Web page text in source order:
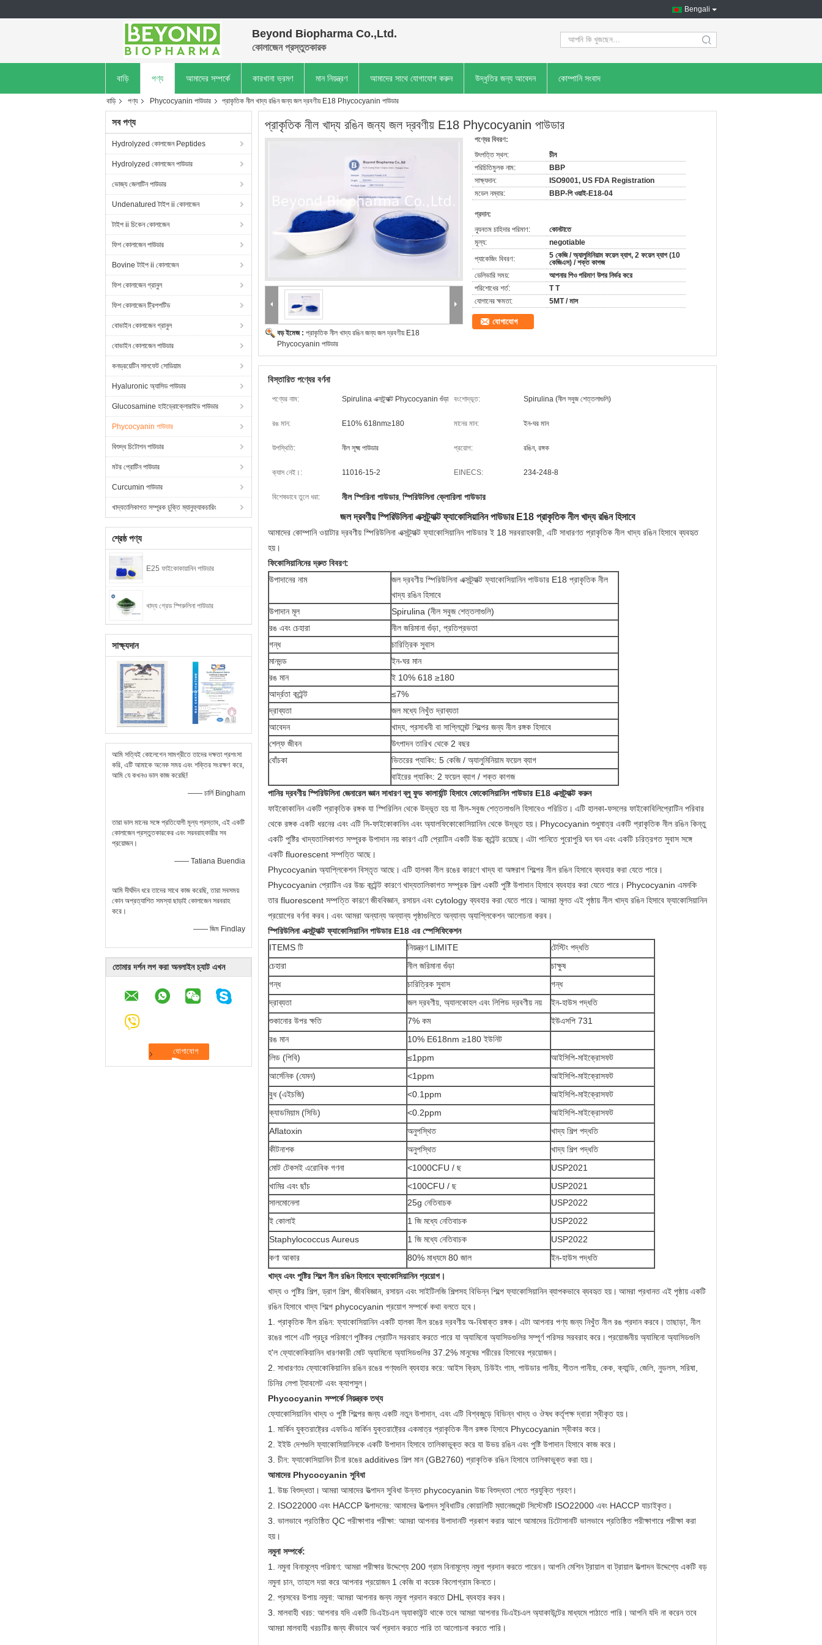
Bengali
Beyond Biopharma Co.,Ltd.
কোলাজেন প্রস্তুতকারক search
বাড়ি পণ্য আমাদের সম্পর্কে কারখানা ভ্রমণ মান নিয়ন্ত্রণ আমাদের সাথে যোগাযোগ করুন উদ্ধৃতির জন্য আবেদন কোম্পানি সংবাদ
বাড়ি পণ্য Phycocyanin পাউডার প্রাকৃতিক নীল খাদ্য রঙিন জন্য জল দ্রবণীয় E18 Phycocyanin পাউডার
সব পণ্য
Hydrolyzed কোলাজেন Peptides
Hydrolyzed কোলাজেন পাউডার
ভোজ্য জেলাটিন পাউডার
Undenatured টাইপ ii কোলাজেন
টাইপ ii চিকেন কোলাজেন
ফিশ কোলাজেন পাউডার
Bovine টাইপ ii কোলাজেন
ফিশ কোলাজেন গ্রানুল
ফিশ কোলাজেন ট্রিপপটিড
বোভাইন কোলাজেন গ্রানুল
বোভাইন কোলাজেন পাউডার
কনড্রয়েটিন সালফেট সোডিয়াম
Hyaluronic অ্যাসিড পাউডার
Glucosamine হাইড্রোক্লোরাইড পাউডার
Phycocyanin পাউডার
বিশুদ্ধ চিটোশন পাউডার
মটর প্রোটিন পাউডার
Curcumin পাউডার
খাদ্যতালিকাগত সম্পূরক চুক্তি ম্যানুফ্যাকচারিং
শ্রেষ্ঠ পণ্য
E25 ফাইকোকায়ানিন পাউডার
খাদ্য গ্রেড স্পিরুলিনা পাউডার
সাক্ষ্যদান
আমি সত্যিই কোলেগেন সামগ্রীতে তাদের দক্ষতা প্রশংসা
করি, এটি আমাকে অনেক সময় এবং শক্তির সংরক্ষণ করে,
আমি যে কখনও ভাল কাজ করেছি!
—— চার্লি Bingham
তারা ভাল মানের সঙ্গে প্রতিযোগী মূল্য প্রস্তাব, এই একটি
কোলাজেন প্রস্তুতকারকের এবং সরবরাহকারীর সব
প্রয়োজন।
—— Tatiana Buendia
আমি দীর্ঘদিন ধরে তাদের সাথে কাজ করেছি, তারা সবসময়
কোন অপ্রত্যাশিত সমস্যা ছাড়াই কোলাজেন সরবরাহ
করে।
—— জিম Findlay
তোমার দর্শন লগ করা অনলাইন চ্যাট এখন
প্রাকৃতিক নীল খাদ্য রঙিন জন্য জল দ্রবণীয় E18 Phycocyanin পাউডার
বড় ইমেজ : প্রাকৃতিক নীল খাদ্য রঙিন জন্য জল দ্রবণীয় E18
Phycocyanin পাউডার
পণ্যের বিবরণ:
উৎপত্তি স্থল:
চীন
পরিচিতিমুলক নাম:
BBP
সাক্ষ্যদান:
ISO9001, US FDA Registration
মডেল নম্বার:
BBP-পি ওয়াই-E18-04
প্রদান:
ন্যূনতম চাহিদার পরিমাণ:
কোনটাতে
মূল্য:
negotiable
প্যাকেজিং বিবরণ:
5 কেজি / অ্যালুমিনিয়াম ফয়েল ব্যাগ, 2 ফয়েল ব্যাগ (10
কেজিএস) / শক্ত কাগজ
ডেলিভারি সময়:
আপনার পিও পরিমাণ উপর নির্ভর করে
পরিশোধের শর্ত:
T T
যোগানের ক্ষমতা:
5MT / মাস
যোগাযোগ
বিস্তারিত পণ্যের বর্ণনা
পণ্যের নাম: Spirulina এক্সট্র্যাক্ট Phycocyanin গুঁড়া বংশোদ্ভূত: Spirulina (নীল সবুজ শেত্তলাগুলি)
রঙ মান: E10% 618nm≥180 মানের মান: ইন-ঘর মান
উপস্থিতি: নীল সূক্ষ্ম পাউডার প্রয়োগ: রঙিন, রঙ্গক
ক্যাস নেই।: 11016-15-2 EINECS: 234-248-8
বিশেষভাবে তুলে ধরা: নীল স্পিরিনা পাউডার, স্পিরিউলিনা ক্লোরিলা পাউডার
জল দ্রবণীয় স্পিরিউলিনা এক্সট্র্যাক্ট ফ্যাকোসিয়ানিন পাউডার E18 প্রাকৃতিক নীল খাদ্য রঙিন হিসাবে
আমাদের কোম্পানি ওয়াটার দ্রবণীয় স্পিরিউলিনা এক্সট্র্যাক্ট ফ্যাকোসিয়ানিন পাউডার ই 18 সরবরাহকারী, এটি সাধারণত প্রাকৃতিক নীল খাদ্য রঙিন হিসাবে ব্যবহৃত
হয়।
ফিকোসিয়ানিনের দ্রুত বিবরণ:
উপাদানের নাম
জল দ্রবণীয় স্পিরিউলিনা এক্সট্র্যাক্ট ফ্যাকোসিয়ানিন পাউডার E18 প্রাকৃতিক নীল
খাদ্য রঙিন হিসাবে
উপাদান মূল
Spirulina (নীল সবুজ শেত্তলাগুলি)
রঙ এবং চেহারা
নীল জরিমানা গুঁড়া, প্রতিপ্রভতা
গন্ধ
চারিত্রিক সুবাস
মানদন্ড
ইন-ঘর মান
রঙ মান
ই 10% 618 ≥180
আর্দ্রতা কন্টেন্ট
≤7%
দ্রাব্যতা
জল মধ্যে নিখুঁত দ্রাব্যতা
আবেদন
খাদ্য, প্রসাধনী বা সাপ্লিমেন্ট শিল্পের জন্য নীল রঙ্গক হিসাবে
শেল্ফ জীবন
উৎপাদন তারিখ থেকে 2 বছর
বোঁচকা
ভিতরের প্যাকিং: 5 কেজি / অ্যালুমিনিয়াম ফয়েল ব্যাগ
বাইরের প্যাকিং: 2 ফয়েল ব্যাগ / শক্ত কাগজ
পানির দ্রবণীয় স্পিরিউলিনা জেনারেল জ্ঞান সাধারণ ব্লু ফুড কালার্যান্ট হিসাবে ফোকোসিয়ানিন পাউডার E18 এক্সট্র্যাক্ট করুন
ফাইকোকানিন একটি প্রাকৃতিক রঙ্গক যা স্পিরিলিন থেকে উদ্ভূত হয় যা নীল-সবুজ শেত্তলাগুলি হিসাবেও পরিচিত। এটি হালকা-ফসলের ফাইকোবিলিপ্রোটিন পরিবার
থেকে রঙ্গক একটি ধরনের এবং এটি সি-ফাইকোকানিন এবং অ্যালফিকোকোসিয়ানিন থেকে উদ্ভূত হয়। Phycocyanin শুধুমাত্র একটি প্রাকৃতিক নীল রঙিন কিন্তু
একটি পুষ্টির খাদ্যতালিকাগত সম্পূরক উপাদান নয় কারণ এটি প্রোটিন একটি উচ্চ কন্টেন্ট রয়েছে। এটা পানিতে পুরোপুরি ঘন ঘন এবং একটি চরিত্রগত সুবাস সঙ্গে
একটি fluorescent সম্পত্তি আছে।
Phycocyanin অ্যাপ্লিকেশন বিস্তৃত আছে। এটি হালকা নীল রঙের কারণে খাদ্য বা অঙ্গরাগ শিল্পের নীল রঙিন হিসাবে ব্যবহার করা যেতে পারে।
Phycocyanin প্রোটিন এর উচ্চ কন্টেন্ট কারণে খাদ্যতালিকাগত সম্পূরক শিল্প একটি পুষ্টি উপাদান হিসাবে ব্যবহার করা যেতে পারে। Phycocyanin এমনকি
তার fluorescent সম্পত্তি কারণে জীববিজ্ঞান, রসায়ন এবং cytology ব্যবহার করা যেতে পারে। আমরা মূলত এই পৃষ্ঠায় নীল খাদ্য রঙিন হিসাবে ফ্যাকোসিয়ানিন
প্রয়োগের বর্ণনা করব। এবং আমরা অন্যান্য অন্যান্য পৃষ্ঠাগুলিতে অন্যান্য অ্যাপ্লিকেশন আলোচনা করব।
স্পিরিউলিনা এক্সট্র্যাক্ট ফ্যাকোসিয়ানিন পাউডার E18 এর স্পেসিফিকেশন
ITEMS টি
নিয়ন্ত্রণ LIMITE
টেস্টিং পদ্ধতি
চেহারা
নীল জরিমানা গুঁড়া
চাক্ষুষ
গন্ধ
চারিত্রিক সুবাস
গন্ধ
দ্রাব্যতা
জল দ্রবণীয়, অ্যালকোহল এবং লিপিড দ্রবণীয় নয়
ইন-হাউস পদ্ধতি
শুকানোর উপর ক্ষতি
7% কম
ইউএসপি 731
রঙ মান
10% E618nm ≥180 ইউনিট
লিড (পিবি)
≤1ppm
আইসিপি-মাইক্রোসফট
আর্সেনিক (যেমন)
<1ppm
আইসিপি-মাইক্রোসফট
বুধ (এইচজি)
<0.1ppm
আইসিপি-মাইক্রোসফট
ক্যাডমিয়াম (সিডি)
<0.2ppm
আইসিপি-মাইক্রোসফট
Aflatoxin
অনুপস্থিত
খাদ্য শিল্প পদ্ধতি
কীটনাশক
অনুপস্থিত
খাদ্য শিল্প পদ্ধতি
মোট টেকসই এরোবিক গণনা
<1000CFU / ছ
USP2021
খামির এবং ছাঁচ
<100CFU / ছ
USP2021
সালমোনেলা
25g নেতিবাচক
USP2022
ই কোলাই
1 জি মধ্যে নেতিবাচক
USP2022
Staphylococcus Aureus
1 জি মধ্যে নেতিবাচক
USP2022
কণা আকার
80% মাধ্যমে 80 জাল
ইন-হাউস পদ্ধতি
খাদ্য এবং পুষ্টির শিল্পে নীল রঙিন হিসাবে ফ্যাকোসিয়ানিন প্রয়োগ।
খাদ্য ও পুষ্টির শিল্প, ড্রাগ শিল্প, জীববিজ্ঞান, রসায়ন এবং সাইটিলজি শিল্পসহ বিভিন্ন শিল্পে ফ্যাকোসিয়ানিন ব্যাপকভাবে ব্যবহৃত হয়। আমরা প্রধানত এই পৃষ্ঠায় একটি
রঙিন হিসাবে খাদ্য শিল্পে phycocyanin প্রয়োগ সম্পর্কে কথা বলতে হবে।
1. প্রাকৃতিক নীল রঙিন: ফ্যাকোসিয়ানিন একটি হালকা নীল রঙের দ্রবণীয় অ-বিষাক্ত রঙ্গক। এটা আপনার পণ্য জন্য নিখুঁত নীল রঙ প্রদান করবে। তাছাড়া, নীল
রঙের পাশে এটি প্রচুর পরিমাণে পুষ্টিকর প্রোটিন সরবরাহ করতে পারে যা অ্যামিনো অ্যাসিডগুলির সম্পূর্ণ পরিসর সরবরাহ করে। প্রয়োজনীয় অ্যামিনো অ্যাসিডগুলি
হ'ল ফ্যোকোকিয়ানিন ধারণকারী মোট অ্যামিনো অ্যাসিডগুলির 37.2% মানুষের শরীরের হিসাবের প্রয়োজন।
2. সাধারণতঃ ফ্যোকোকিয়ানিন রঙিন রঙের পণ্যগুলি ব্যবহার করে: আইস ক্রিম, চিউইং গাম, পাউডার পানীয়, শীতল পানীয়, কেক, ক্যান্ডি, জেলি, নুডলস, সরিষা,
চিনির লেপা ট্যাবলেট এবং ক্যাপসুল।
Phycocyanin সম্পর্কে নিয়ন্ত্রক তথ্য
ফ্যোকোসিয়ানিন খাদ্য ও পুষ্টি শিল্পের জন্য একটি নতুন উপাদান, এবং এটি বিশ্বজুড়ে বিভিন্ন খাদ্য ও ঔষধ কর্তৃপক্ষ দ্বারা স্বীকৃত হয়।
1. মার্কিন যুক্তরাষ্ট্রের এফডিএ মার্কিন যুক্তরাষ্ট্রের একমাত্র প্রাকৃতিক নীল রঙ্গক হিসাবে Phycocyanin স্বীকার করে।
2. ইইউ দেশগুলি ফ্যাকোসিয়ানিনকে একটি উপাদান হিসাবে তালিকাভুক্ত করে যা উভয় রঙিন এবং পুষ্টি উপাদান হিসাবে কাজ করে।
3. চীন: ফ্যাকোসিয়ানিন চীনা রঙের additives শিল্প মান (GB2760) প্রাকৃতিক রঙিন হিসাবে তালিকাভুক্ত করা হয়।
আমাদের Phycocyanin সুবিধা
1. উচ্চ বিশুদ্ধতা। আমরা আমাদের উত্পাদন সুবিধা উন্নত phycocyanin উচ্চ বিশুদ্ধতা পেতে প্রযুক্তি গ্রহণ।
2. ISO22000 এবং HACCP উত্পাদনের: আমাদের উত্পাদন সুবিধাটির কোয়ালিটি ম্যানেজমেন্ট সিস্টেমটি ISO22000 এবং HACCP যাচাইকৃত।
3. ভালভাবে প্রতিষ্ঠিত QC পরীক্ষাগার পরীক্ষা: আমরা আপনার উপাদানটি প্রকাশ করার আগে আমাদের চিটোসানটি ভালভাবে প্রতিষ্ঠিত পরীক্ষাগারে পরীক্ষা করা
হয়।
নমুনা সম্পর্কে:
1. নমুনা বিনামূল্যে পরিমাণ: আমরা পরীক্ষার উদ্দেশ্যে 200 গ্রাম বিনামূল্যে নমুনা প্রদান করতে পারেন। আপনি মেশিন ট্রায়াল বা ট্রায়াল উত্পাদন উদ্দেশ্যে একটি বড়
নমুনা চান, তাহলে দয়া করে আপনার প্রয়োজন 1 কেজি বা কয়েক কিলোগ্রাম কিনতে।
2. প্রসবের উপায় নমুনা: আমরা আপনার জন্য নমুনা প্রদান করতে DHL ব্যবহার করব।
3. মালবাহী খরচ: আপনার যদি একটি ডিএইচএল অ্যাকাউন্ট থাকে তবে আমরা আপনার ডিএইচএল অ্যাকাউন্টের মাধ্যমে পাঠাতে পারি। আপনি যদি না করেন তবে
আমরা মালবাহী খরচটির জন্য কীভাবে অর্থ প্রদান করতে পারি তা আলোচনা করতে পারি।